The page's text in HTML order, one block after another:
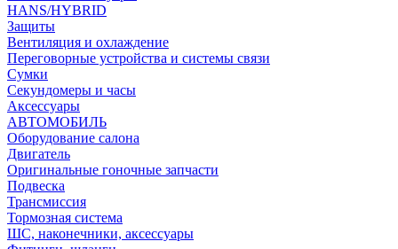
HANS/HYBRID
Защиты
Вентиляция и охлаждение
Переговорные устройства и системы связи
Сумки
Секундомеры и часы
Аксессуары
АВТОМОБИЛЬ
Оборудование салона
Двигатель
Оригинальные гоночные запчасти
Подвеска
Трансмиссия
Тормозная система
ШС, наконечники, аксессуары